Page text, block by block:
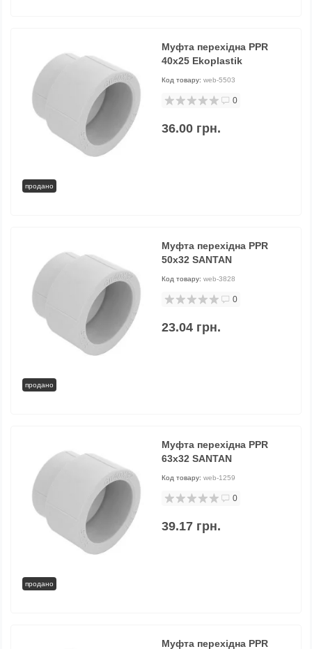
продано
Муфта перехідна PPR
40х25 Ekoplastik
Код товару: web-5503
0
36.00 грн.
продано
Муфта перехідна PPR
50х32 SANTAN
Код товару: web-3828
0
23.04 грн.
продано
Муфта перехідна PPR
63х32 SANTAN
Код товару: web-1259
0
39.17 грн.
Муфта перехідна PPR